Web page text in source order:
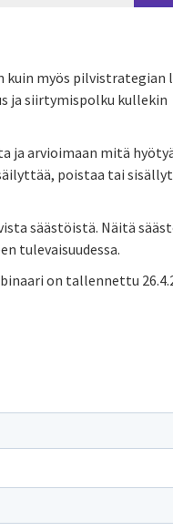
myös pilvistrategian
ja siirtymispolku kullekin
ja arvioimaan mitä
poistaa tai
säästöistä. Näitä
tulevaisuudessa.
on tallennettu